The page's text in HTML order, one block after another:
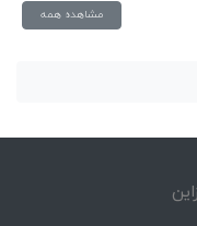
مشاهده همه